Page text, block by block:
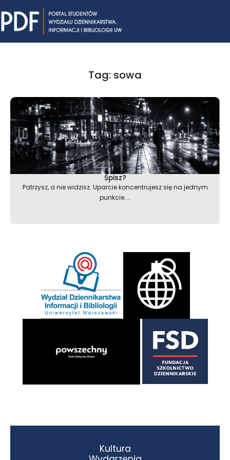
to
content
Tag: sowa
Śpisz?
Patrzysz, a nie widzisz. Uparcie koncentrujesz się na jednym
punkcie....
Kultura